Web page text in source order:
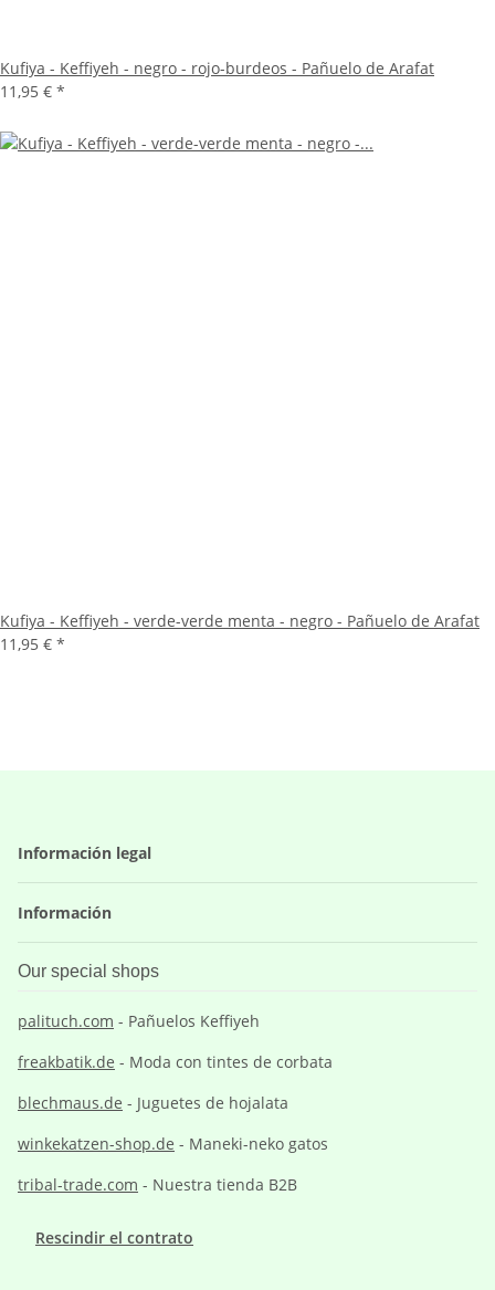
Kufiya - Keffiyeh - negro - rojo-burdeos - Pañuelo de Arafat
11,95 € *
Kufiya - Keffiyeh - verde-verde menta - negro - Pañuelo de Arafat
11,95 € *
Información legal
Información
Our special shops
palituch.com - Pañuelos Keffiyeh
freakbatik.de - Moda con tintes de corbata
blechmaus.de - Juguetes de hojalata
winkekatzen-shop.de - Maneki-neko gatos
tribal-trade.com - Nuestra tienda B2B
Rescindir el contrato